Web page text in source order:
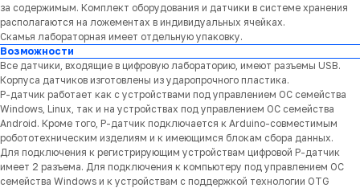
за содержимым. Комплект оборудования и датчики в системе хранения
располагаются на ложементах в индивидуальных ячейках.
Скамья лабораторная имеет отдельную упаковку.
Возможности
Все датчики, входящие в цифровую лабораторию, имеют разъемы USB.
Корпуса датчиков изготовлены из ударопрочного пластика.
Р-датчик работает как с устройствами под управлением ОС семейства
Windows, Linux, так и на устройствах под управлением ОС семейства
Android. Кроме того, Р-датчик подключается к Arduino-совместимым
робототехническим изделиям и к имеющимся блокам сбора данных.
Для подключения к регистрирующим устройствам цифровой Р-датчик
имеет 2 разъема. Для подключения к компьютеру под управлением ОС
семейства Windows и к устройствам с поддержкой технологии OTG